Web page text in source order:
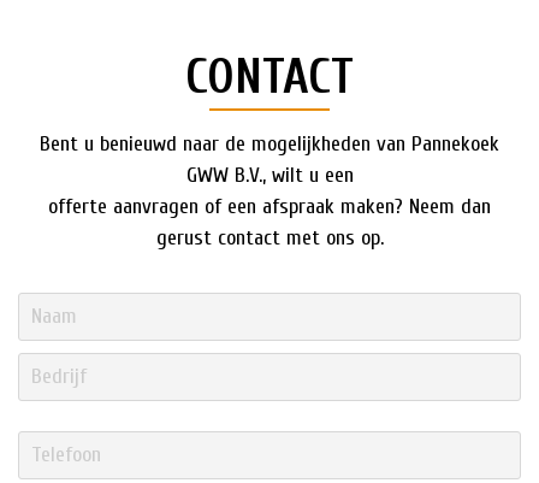
CONTACT
Bent u benieuwd naar de mogelijkheden van Pannekoek
GWW B.V., wilt u een
offerte aanvragen of een afspraak maken? Neem dan
gerust contact met ons op.